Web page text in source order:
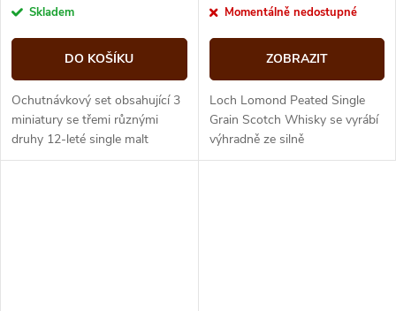
cena:Skladem
DO KOŠÍKU
Ochutnávkový set obsahující 3
miniatury se třemi různými
druhy 12-leté single malt
whisky ze skotské destilérky
cena:Momentálně nedostupné
ZOBRAZIT
Loch Lomond Peated Single
Grain Scotch Whisky se vyrábí
výhradně ze silně
rašelinovaného sladového